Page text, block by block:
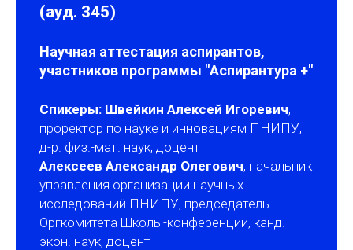
(ауд. 345)
Научная аттестация аспирантов,
участников программы "Аспирантура +"
Спикеры: Швейкин Алексей Игоревич,
проректор по науке и инновациям ПНИПУ,
д-р. физ.-мат. наук, доцент
Алексеев Александр Олегович, начальник
управления организации научных
исследований ПНИПУ, председатель
Оргкомитета Школы-конференции, канд.
экон. наук, доцент